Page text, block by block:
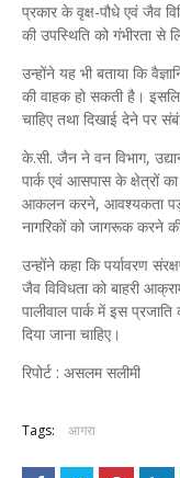
प्रकार के वृक्ष-पौधे एवं जैव
की उपस्थिति को गंभीरता से
उन्होंने यह भी बताया कि
की वाहक हो सकती है।
चाहिए तथा दिखाई देने पर
के.सी. जैन ने वन विभाग,
पार्क एवं आसपास के क्षेत्रों
आकलन करने, आवश्यकता पड़ने
नागरिकों को जागरूक करने
उन्होंने कहा कि पर्यावरण
जैव विविधता को बाहरी
पालीवाल पार्क में इस
दिया जाना चाहिए।
रिपोर्ट : असलम सलीमी
Tags: आगरा